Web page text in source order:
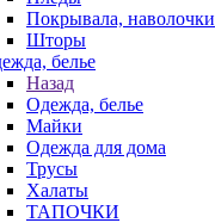
Покрывала, наволочки
Шторы
белье
Назад
Одежда, белье
Майки
Одежда для дома
Трусы
Халаты
ТАПОЧКИ